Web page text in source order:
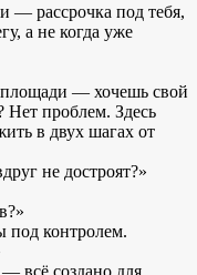
— рассрочка под тебя,
а не когда уже
площади — хочешь свой
Нет проблем. Здесь
в двух шагах от
не достроят?»
под контролем.
всё создано для